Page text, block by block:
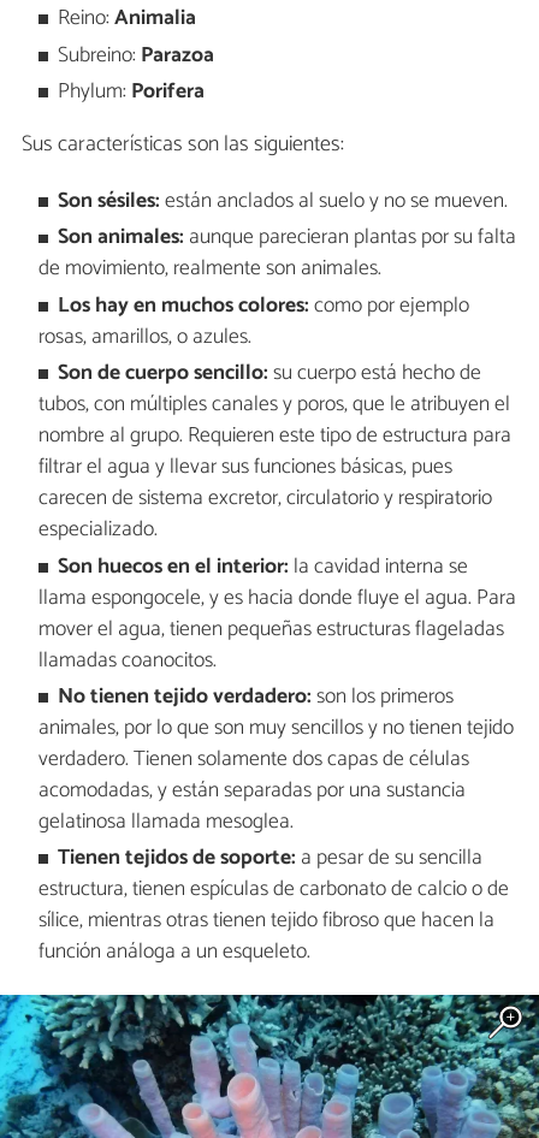
Reino:Animalia
Subreino: Parazoa
Phylum: Porifera
Sus características son las siguientes:
Son sésiles:están anclados al suelo y no se mueven.
Son animales: aunque parecieran plantas por su falta
de movimiento, realmente son animales.
Los hay en muchos colores:como por ejemplo
rosas, amarillos, o azules.
Son de cuerpo sencillo:su cuerpo está hecho de
tubos, con múltiples canales y poros, que le atribuyen el
nombre al grupo. Requieren este tipo de estructura para
filtrar el agua y llevar sus funciones básicas, pues
carecen de sistema excretor, circulatorio y respiratorio
especializado.
Son huecos en el interior: la cavidad interna se
llama espongocele, y es hacia donde fluye el agua. Para
mover el agua, tienen pequeñas estructuras flageladas
llamadas coanocitos.
No tienen tejido verdadero:son los primeros
animales, por lo que son muy sencillos y no tienen tejido
verdadero. Tienen solamente dos capas de células
acomodadas, y están separadas por una sustancia
gelatinosa llamada mesoglea.
Tienen tejidos de soporte: a pesar de su sencilla
estructura, tienen espículas de carbonato de calcio o de
sílice, mientras otras tienen tejido fibroso que hacen la
función análoga a un esqueleto.